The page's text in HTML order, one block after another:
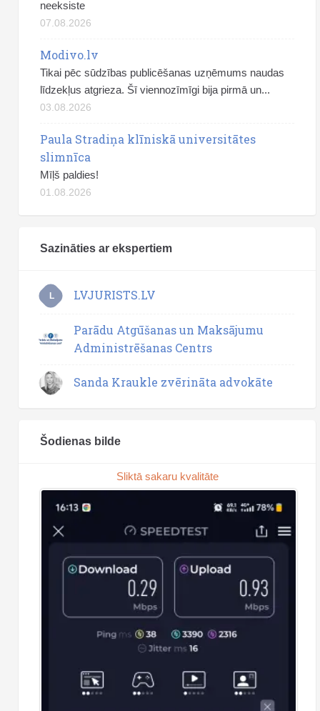
neeksiste
07.08.2026
Modivo.lv
Tikai pēc sūdzības publicēšanas uzņēmums naudas
līdzekļus atgrieza. Šī viennozīmīgi bija pirmā un...
03.08.2026
Paula Stradiņa klīniskā universitātes
slimnīca
Mīļš paldies!
01.08.2026
Sazināties ar ekspertiem
L LVJURISTS.LV
Parādu Atgūšanas un Maksājumu
Administrēšanas Centrs
Sanda Kraukle zvērināta advokāte
Šodienas bilde
Sliktā sakaru kvalitāte